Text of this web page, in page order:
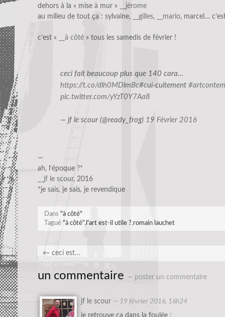
dehors à la « mise à mur »
__jérome
au milieu de tout ça : sylvaine,
__gilles, __mario, marcel…
c’est « __à côté » tous les samedis de février !
ceci fait beaucoup plus que 140 cara…
https://t.co/dlh0MDlmBc#cui-cuitement
pic.twitter.com/yYzT0Y7Aa8
— jf le scour (@ready_frog) 19 Février 2016
—
ah, l’époque ?*
__jf le scour, 2016
*je sais, je sais, je revendique
Dans "à côté"
Tagué "à côté",l'art est-il utile ?,romain lauchet
← ceci est…
un commentaire — poster un commentaire
jf le scour — 19 février 2016, 16h24